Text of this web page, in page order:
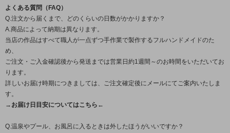
よくある質問（FAQ）
Q.注文から届くまで、どのくらいの日数がかかりますか？
A.商品によって納期は異なります。
当店の作品はすべて職人が一点ずつ手作業で製作するフルハンドメイドのた
め、
ご注文・ご入金確認後から発送までは営業日約1週間～のお時間をいただいてお
ります。
詳しいお届け時期につきましては、ご注文確定後にメールにてご案内いたしま
す。
→お届け日目安についてはこちら←
Q.温泉やプール、お風呂に入るときは外したほうがいいですか？